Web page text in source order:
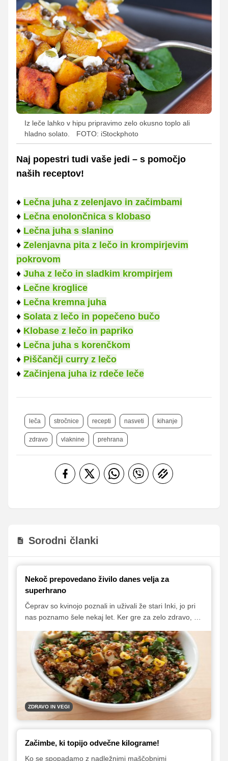
Iz leče lahko v hipu pripravimo zelo okusno toplo ali
hladno solato.
FOTO: iStockphoto
Naj popestri tudi vaše jedi – s pomočjo
naših receptov!
♦ Lečna juha z zelenjavo in začimbami
♦ Lečna enolončnica s klobaso
♦ Lečna juha s slanino
♦ Zelenjavna pita z lečo in krompirjevim
pokrovom
♦ Juha z lečo in sladkim krompirjem
♦ Lečne kroglice
♦ Lečna kremna juha
♦ Solata z lečo in popečeno bučo
♦ Klobase z lečo in papriko
♦ Lečna juha s korenčkom
♦ Piščančji curry z lečo
♦ Začinjena juha iz rdeče leče
leča stročnice recepti nasveti kihanje
zdravo vlaknine prehrana
Sorodni članki
Nekoč prepovedano živilo danes velja za
superhrano
Čeprav so kvinojo poznali in uživali že stari Inki, jo pri
nas poznamo šele nekaj let. Ker gre za zelo zdravo, z
priporočljivo, da jo uživamo čim pogosteje. Primerna je
tako za sladkorne bolnike in ljudi s celiakijo, kot tudi
tiste, ki bi radi izgubili nekaj odvečnih kilogramov.
ZDRAVO IN VEGI
Začimbe, ki topijo odvečne kilograme!
Ko se spopadamo z nadležnimi maščobnimi